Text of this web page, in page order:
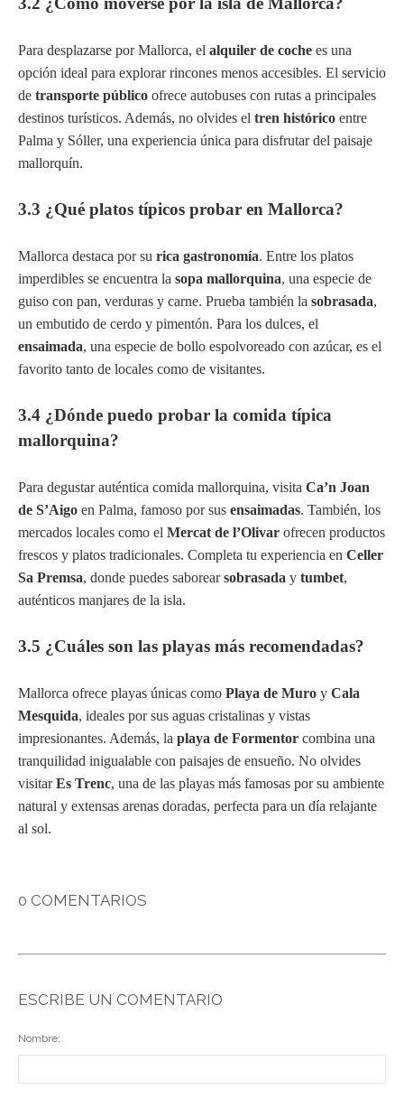
Para desplazarse por Mallorca, el alquiler de coche es una
opción ideal para explorar rincones menos accesibles. El servicio
de transporte público ofrece autobuses con rutas a principales
destinos turísticos. Además, no olvides el tren histórico entre
Palma y Sóller, una experiencia única para disfrutar del paisaje
mallorquín.
3.3 ¿Qué platos típicos probar en Mallorca?
Mallorca destaca por su rica gastronomía. Entre los platos
imperdibles se encuentra la sopa mallorquina, una especie de
guiso con pan, verduras y carne. Prueba también la sobrasada,
un embutido de cerdo y pimentón. Para los dulces, el
ensaimada, una especie de bollo espolvoreado con azúcar, es el
favorito tanto de locales como de visitantes.
3.4 ¿Dónde puedo probar la comida típica
mallorquina?
Para degustar auténtica comida mallorquina, visita Ca’n Joan
de S’Aigo en Palma, famoso por sus ensaimadas. También, los
mercados locales como el Mercat de l’Olivar ofrecen productos
frescos y platos tradicionales. Completa tu experiencia en Celler
Sa Premsa, donde puedes saborearsobrasada y tumbet,
auténticos manjares de la isla.
3.5 ¿Cuáles son las playas más recomendadas?
Mallorca ofrece playas únicas como Playa de Muro y Cala
Mesquida, ideales por sus aguas cristalinas y vistas
impresionantes. Además, la playa de Formentor combina una
tranquilidad inigualable con paisajes de ensueño. No olvides
visitarEs Trenc, una de las playas más famosas por su ambiente
natural y extensas arenas doradas, perfecta para un día relajante
al sol.
0 COMENTARIOS
ESCRIBE UN COMENTARIO
Nombre: